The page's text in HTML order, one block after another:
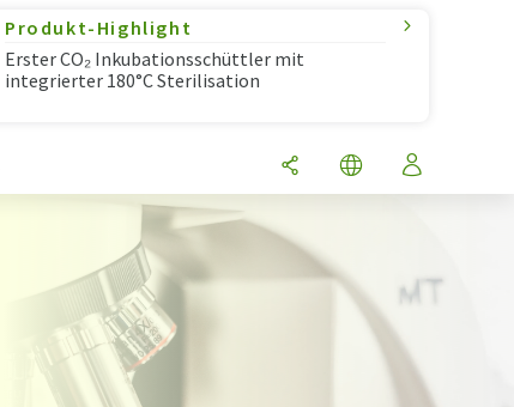
Produkt-Highlight
Erster CO₂ Inkubationsschüttler mit
integrierter 180°C Sterilisation